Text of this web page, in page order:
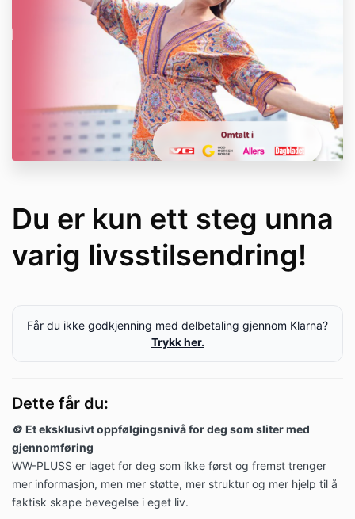
Du er kun ett steg unna
varig livsstilsendring!
Får du ikke godkjenning med delbetaling gjennom Klarna?
Trykk her.
Dette får du:
🪙 Et eksklusivt oppfølgingsnivå for deg som sliter med
gjennomføring
WW-PLUSS er laget for deg som ikke først og fremst trenger
mer informasjon, men mer støtte, mer struktur og mer hjelp til å
faktisk skape bevegelse i eget liv.